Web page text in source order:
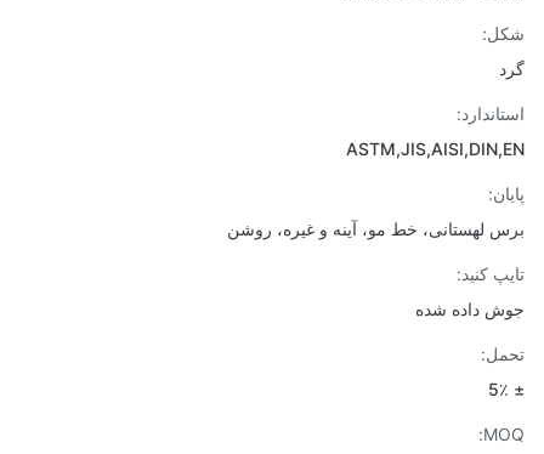
لهستانی، خط مو، آینه و غیره، روشن
کنید:
داده شده